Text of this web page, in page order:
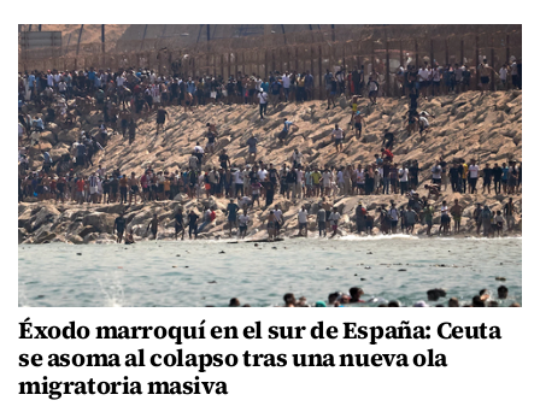
Éxodo marroquí en el sur de España: Ceuta
se asoma al colapso tras una nueva ola
migratoria masiva